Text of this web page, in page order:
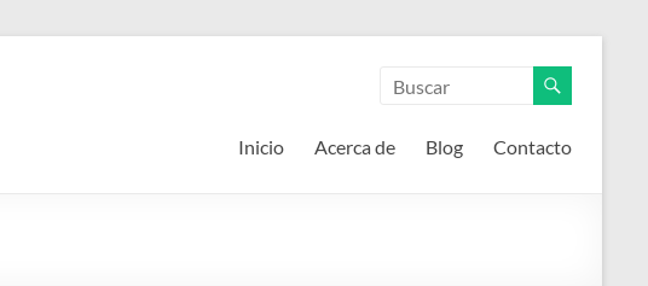
Inicio Acerca de Blog Contacto